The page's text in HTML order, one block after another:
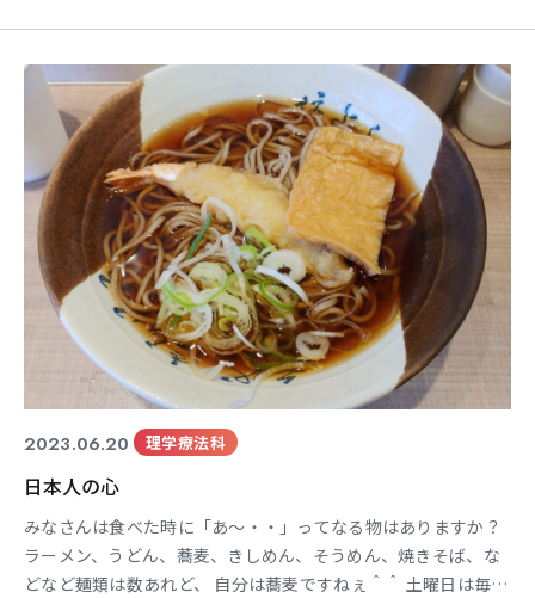
い？」 Ｊｒ「肉かなぁ。どっかある？」 Ｔ 「いいところがあ
りますぜ！まかせなさい！」 Ｊｒ「楽しみだわ！
2023.06.20 理学療法科
日本人の心
みなさんは食べた時に「あ～・・」ってなる物はありますか？
ラーメン、うどん、蕎麦、きしめん、そうめん、焼きそば、な
どなど麺類は数あれど、 自分は蕎麦ですねぇ＾＾ 土曜日は毎